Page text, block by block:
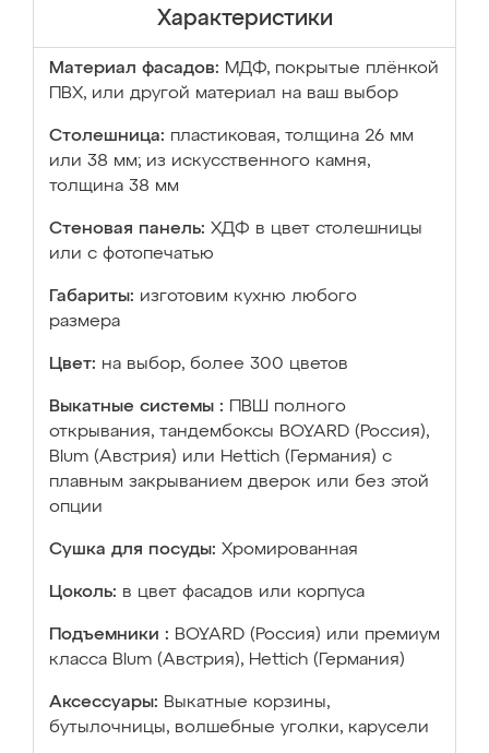
Характеристики
Материал фасадов: МДФ, покрытые плёнкой
ПВХ, или другой материал на ваш выбор
Столешница: пластиковая, толщина 26 мм
или 38 мм; из искусственного камня,
толщина 38 мм
Стеновая панель: ХДФ в цвет столешницы
или с фотопечатью
Габариты: изготовим кухню любого
размера
Цвет: на выбор, более 300 цветов
Выкатные системы :
ПВШ полного
открывания, тандембоксы BOYARD (Россия),
Blum (Австрия) или Hettich (Германия) с
плавным закрыванием дверок или без этой
опции
Сушка для посуды: Хромированная
Цоколь: в цвет фасадов или корпуса
Подъемники : BOYARD (Россия) или премиум
класса Blum (Австрия), Hettich (Германия)
Аксессуары: Выкатные корзины,
бутылочницы, волшебные уголки, карусели